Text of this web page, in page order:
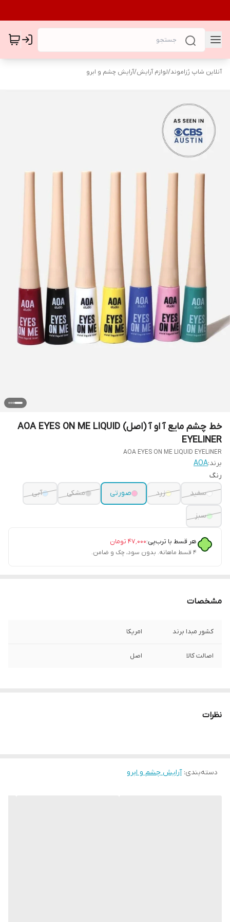
آنلاین شاپ رُزاموند/لوازم آرایش/آرایش چشم و ابرو
خط چشم مایع آ او آ (اصل) AOA EYES ON ME LIQUID
EYELINER
AOA EYES ON ME LIQUID EYELINER
برند:AOA
رنگ
سفید
زرد صورتی مشکی آبی
سبز
هر قسط با ترب‌پی:۴۷٬۰۰۰ تومان
۴ قسط ماهانه. بدون سود، چک و ضامن.
مشخصات
کشور مبدا برند امریکا
اصالت کالا اصل
نظرات
دسته‌بندی:آرایش چشم و ابرو